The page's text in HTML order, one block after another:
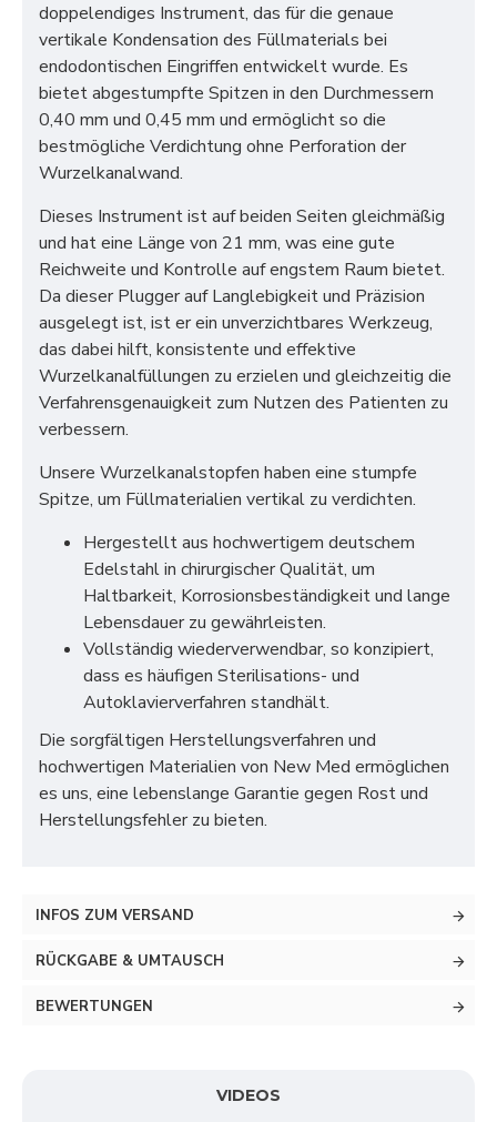
doppelendiges Instrument, das für die genaue
vertikale Kondensation des Füllmaterials bei
endodontischen Eingriffen entwickelt wurde. Es
bietet abgestumpfte Spitzen in den Durchmessern
0,40 mm und 0,45 mm und ermöglicht so die
bestmögliche Verdichtung ohne Perforation der
Wurzelkanalwand.
Dieses Instrument ist auf beiden Seiten gleichmäßig
und hat eine Länge von 21 mm, was eine gute
Reichweite und Kontrolle auf engstem Raum bietet.
Da dieser Plugger auf Langlebigkeit und Präzision
ausgelegt ist, ist er ein unverzichtbares Werkzeug,
das dabei hilft, konsistente und effektive
Wurzelkanalfüllungen zu erzielen und gleichzeitig die
Verfahrensgenauigkeit zum Nutzen des Patienten zu
verbessern.
Unsere Wurzelkanalstopfen haben eine stumpfe
Spitze, um Füllmaterialien vertikal zu verdichten.
Hergestellt aus hochwertigem deutschem
Edelstahl in chirurgischer Qualität, um
Haltbarkeit, Korrosionsbeständigkeit und lange
Lebensdauer zu gewährleisten.
Vollständig wiederverwendbar, so konzipiert,
dass es häufigen Sterilisations- und
Autoklavierverfahren standhält.
Die sorgfältigen Herstellungsverfahren und
hochwertigen Materialien von New Med ermöglichen
es uns, eine lebenslange Garantie gegen Rost und
Herstellungsfehler zu bieten.
INFOS ZUM VERSAND
RÜCKGABE & UMTAUSCH
BEWERTUNGEN
VIDEOS